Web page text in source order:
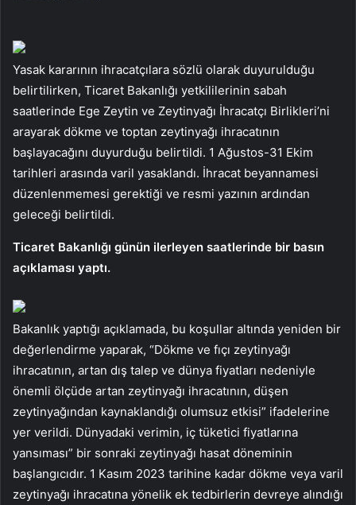
Yasak kararının ihracatçılara sözlü olarak duyurulduğu
belirtilirken, Ticaret Bakanlığı yetkililerinin sabah
saatlerinde Ege Zeytin ve Zeytinyağı İhracatçı Birlikleri’ni
arayarak dökme ve toptan zeytinyağı ihracatının
başlayacağını duyurduğu belirtildi. 1 Ağustos-31 Ekim
tarihleri ​​arasında varil yasaklandı. İhracat beyannamesi
düzenlenmemesi gerektiği ve resmi yazının ardından
geleceği belirtildi.
Ticaret Bakanlığı günün ilerleyen saatlerinde bir basın
açıklaması yaptı.
Bakanlık yaptığı açıklamada, bu koşullar altında yeniden bir
değerlendirme yaparak, “Dökme ve fıçı zeytinyağı
ihracatının, artan dış talep ve dünya fiyatları nedeniyle
önemli ölçüde artan zeytinyağı ihracatının, düşen
zeytinyağından kaynaklandığı olumsuz etkisi” ifadelerine
yer verildi. Dünyadaki verimin, iç tüketici fiyatlarına
yansıması” bir sonraki zeytinyağı hasat döneminin
başlangıcıdır. 1 Kasım 2023 tarihine kadar dökme veya varil
zeytinyağı ihracatına yönelik ek tedbirlerin devreye alındığı